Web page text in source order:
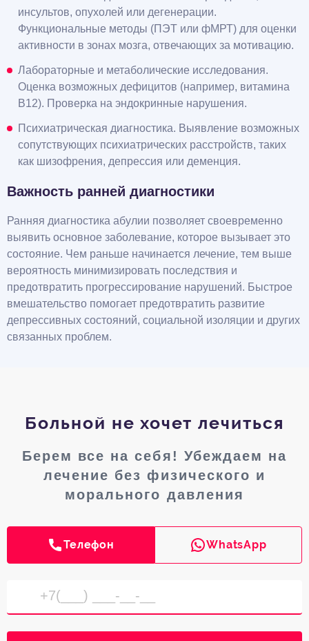
инсультов, опухолей или дегенерации.
Функциональные методы (ПЭТ или фМРТ) для оценки
активности в зонах мозга, отвечающих за мотивацию.
Лабораторные и метаболические исследования.
Оценка возможных дефицитов (например, витамина
B12). Проверка на эндокринные нарушения.
Психиатрическая диагностика. Выявление возможных
сопутствующих психиатрических расстройств, таких
как шизофрения, депрессия или деменция.
Важность ранней диагностики
Ранняя диагностика абулии позволяет своевременно
выявить основное заболевание, которое вызывает это
состояние. Чем раньше начинается лечение, тем выше
вероятность минимизировать последствия и
предотвратить прогрессирование нарушений. Быстрое
вмешательство помогает предотвратить развитие
депрессивных состояний, социальной изоляции и других
связанных проблем.
Больной не хочет лечиться
Берем все на себя! Убеждаем на
лечение без физического и
морального давления
Телефон WhatsApp